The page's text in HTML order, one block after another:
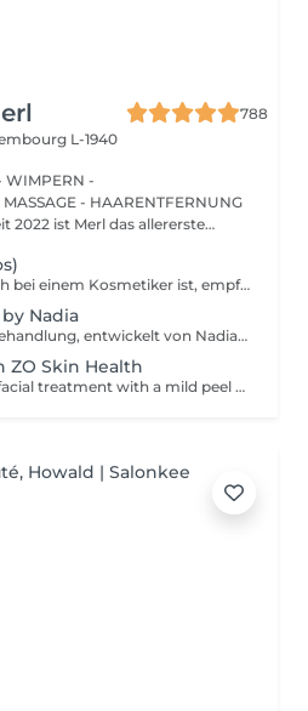
788
L-1940
WIMPERN -
- HAARENTFERNUNG
2022 ist Merl das allererste
Wenn dies Ihr erster Besuch bei einem Kosmetiker ist, empfehlen wir, mit einer Beratung zu beginnen. Wie wird die Beratung durchgeführt? - nur Beratung - Wir bestimmen Ihren Hauttyp, besprechen Ihre gewünschten Ergebnisse, helfen Ihnen bei der Auswahl der richtigen Hautpflegeprodukte und entscheiden, welche Behandlung Ihre spezifischen Anliegen am besten anspricht. - Beratung + erste Behandlung - Wir bestimmen Ihren Hauttyp, besprechen Ihre gewünschten Ergebnisse, helfen Ihnen bei der Auswahl der richtigen Hautpflegeprodukte und entscheiden, welche Behandlung Ihre spezifischen Anliegen am besten anspricht. Wir führen die erste Behandlung direkt nach der Beratung durch.
Nadia
Eine exklusive Signature-Behandlung, entwickelt von Nadia, unserer Kosmetikerin, speziell für die empfindliche Augen- und Hals-/Dekolletépartie. Sie spendet intensive Feuchtigkeit und verbessert die Elastizität der Haut, wodurch Festigkeit, Geschmeidigkeit und ein sichtbar frischeres, revitalisiertes Hautbild gefördert werden. Die Behandlung hilft, das Erscheinungsbild feiner Linien zu reduzieren, verleiht der Augenpartie einen sanften aufhellenden Effekt und sorgt für ein natürliches Lifting-Ergebnis für einen erholten Blick und ein jugendlicheres Aussehen. Eine weitere Option kombiniert die intensive Feuchtigkeitspflege für Augen- und Halsbereich mit einer vollständigen Gesichtsbehandlung und bietet so ein besonders umfassendes Pflegeerlebnis.
ZO Skin Health
Anti-Aging Treatment is a facial treatment with a mild peel designed to restore hydration, smooth dry, rough texture, soften lines and strengthen skin to prevent future aging and skin damage. Redness Treatment is a facial treatment with a mild peel designed to calm skin and minimize symptoms associated with red, sensitized skin, including rosacea. Ultra Hydration Treatment is a facial treatment with a mild peel designed to soothe skin and restore hydration in dry, dehydrated skin. Skin Brightening Treatment is a facial treatment with a mild peel designed to target mild discoloration and restore a more even skin tone. Acne + Oil Control Treatment is a facial treatment with a mild peel to decongest pores, absorb excess surface oil, target blemishes and prevent future breakouts. Enzyme Facial Treatment is a gentle, effective facial treatment with enzymatic exfoliation to revive dull skin, replenish hydration, soothe skin and restore healthy skin barrier to strengthen skin. Stimulator Peel is the perfect lunchtime peel, gentle enough for all skin types. An effective blend of AHAs provide immediately healthier, glowing skin with no downtime. Added antioxidants and anti-irritants neutralize free radicals and calm the skin.